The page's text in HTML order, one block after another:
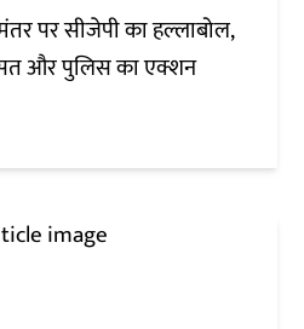
पर सीजेपी का हल्लाबोल,
और पुलिस का एक्शन